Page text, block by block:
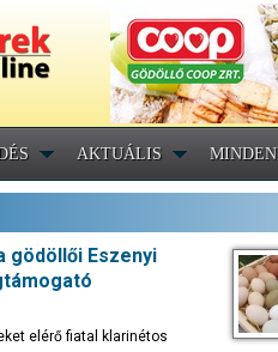
AKTUÁLIS
gödöllői Eszenyi
elérő fiatal klarinétos